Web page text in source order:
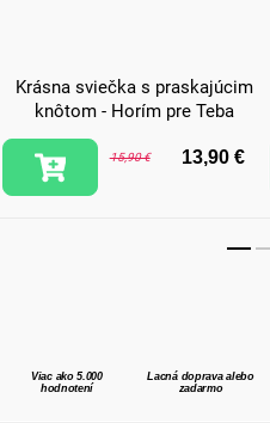
Krásna sviečka s praskajúcim
knôtom - Horím pre Teba
15,90 € 13,90 €
Viac ako 5.000
hodnotení
Lacná doprava alebo
zadarmo